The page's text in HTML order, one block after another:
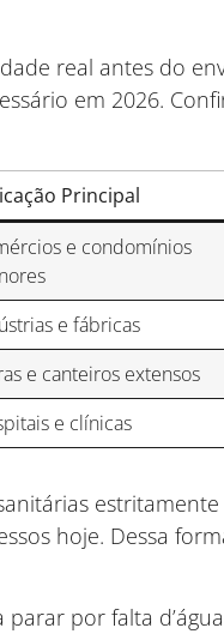
real antes do
em 2026.
Principal
e condomínios
e fábricas
e canteiros extensos
e clínicas
hoje. Dessa
por falta